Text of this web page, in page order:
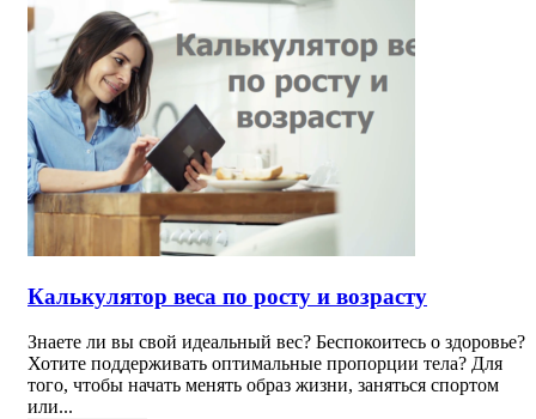
Калькулятор веса по росту и возрасту
Знаете ли вы свой идеальный вес? Беспокоитесь о здоровье?
Хотите поддерживать оптимальные пропорции тела? Для
того, чтобы начать менять образ жизни, заняться спортом
или...